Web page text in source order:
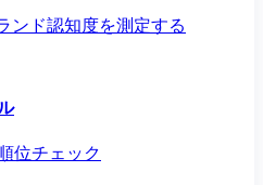
ンド認知度を測定する
位チェック